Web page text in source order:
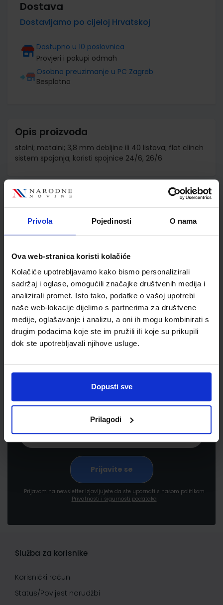
Privola Pojedinosti O nama
Ova web-stranica koristi kolačiće
Kolačiće upotrebljavamo kako bismo personalizirali
sadržaj i oglase, omogućili značajke društvenih medija i
analizirali promet. Isto tako, podatke o vašoj upotrebi
naše web-lokacije dijelimo s partnerima za društvene
medije, oglašavanje i analizu, a oni ih mogu kombinirati s
drugim podacima koje ste im pružili ili koje su prikupili
dok ste upotrebljavali njihove usluge.
Dopusti sve
Prilagodi
Dostava
Dostavljamo po cijeloj Hrvatskoj
Dostupno u 10 poslovnica
Provjeri i pokupi odmah
Osobno preuzimanje u PC Zagreb
Besplatno
Opis proizvoda
stolni; metalni; 3,8 mm debljine ili 40 listova; flat clinch
sistem spajanja; koristi spojnice 24/6, 26/6
Šifra proizvoda
595268
Jedinična mjera
Newsletter prijava
Prijavite se kako bi primali informacije o novim
pogodnostima
Prijavom na newsletter izjavljujete da ste upoznati s našom politikom
Privatnosti i sigurnosti podataka
Služba za korisnike
Korisnički račun
Status/Povijest narudžbi